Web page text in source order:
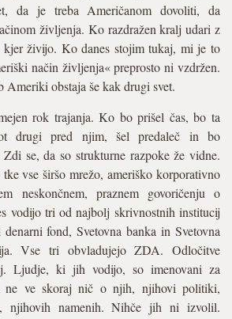
da je treba Američanom dovoliti, da
življenja. Ko razdražen kralj udari z
kjer živijo. Ko danes stojim tukaj, mi je to
način življenja« preprosto ni vzdržen.
Ameriki obstaja še kak drugi svet.
rok trajanja. Ko bo prišel čas, bo ta
drugi pred njim, šel predaleč in bo
se, da so strukturne razpoke že vidne.
vse širšo mrežo, ameriško korporativno
neskončnem, praznem govoričenju o
vodijo tri od najbolj skrivnostnih institucij
fond, Svetovna banka in Svetovna
Vse tri obvladujejo ZDA. Odločitve
Ljudje, ki jih vodijo, so imenovani za
ne ve skoraj nič o njih, njihovi politiki,
njihovih namenih. Nihče jih ni izvolil.